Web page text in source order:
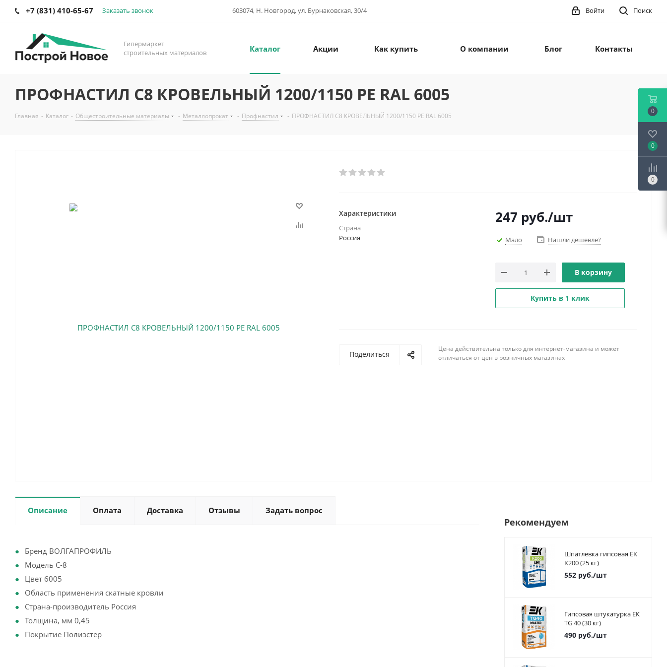
+7 (831) 410-65-67 Заказать звонок 603074, Н. Новгород, ул. Бурнаковская, 30/4 Поиск
Войти
Гипермаркет
строительных материалов
Каталог Акции Как купить О компании Блог Контакты
ПРОФНАСТИЛ С8 КРОВЕЛЬНЫЙ 1200/1150 PE RAL 6005
Главная - Каталог - Общестроительные материалы - Металлопрокат - Профнастил - ПРОФНАСТИЛ С8 КРОВЕЛЬНЫЙ 1200/1150 PE RAL 6005
Характеристики
Страна
Россия
247 руб./шт
Мало Нашли дешевле?
В корзину
Купить в 1 клик
Поделиться
Цена действительна только для интернет-магазина и может
отличаться от цен в розничных магазинах
Описание Оплата Доставка Отзывы Задать вопрос
Бренд ВОЛГАПРОФИЛЬ
Модель С-8
Цвет 6005
Область применения скатные кровли
Страна-производитель Россия
Толщина, мм 0,45
Покрытие Полиэстер
Рекомендуем
Шпатлевка гипсовая ЕК
К200 (25 кг)
552руб./шт
Гипсовая штукатурка ЕК
TG 40 (30 кг)
490руб./шт
0
0
0